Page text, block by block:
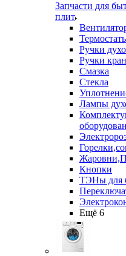
Запчасти для
плит
Ручки
Ручки
Смазка
Стекла
Лампы
Кнопки
ТЭНы для
Ещё 6